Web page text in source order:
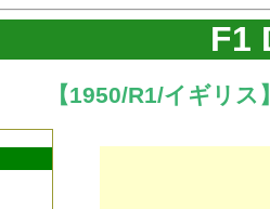
F1
【1950/R1/イギリス